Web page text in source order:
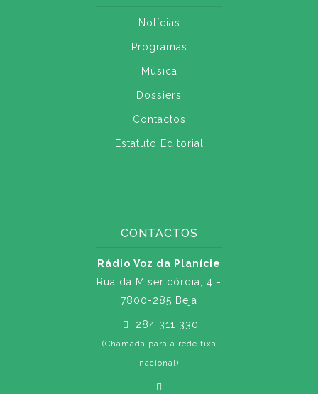
Notícias
Programas
Música
Dossiers
Contactos
Estatuto Editorial
CONTACTOS
Rádio Voz da Planície
Rua da Misericórdia, 4 -
7800-285 Beja
284 311 330
(Chamada para a rede fixa
nacional)